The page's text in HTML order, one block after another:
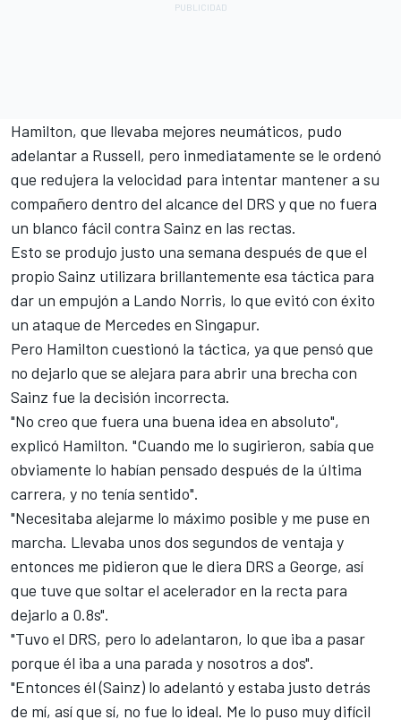
Hamilton, que llevaba mejores neumáticos, pudo
adelantar a Russell, pero inmediatamente se le ordenó
que redujera la velocidad para intentar mantener a su
compañero dentro del alcance del DRS y que no fuera
un blanco fácil contra Sainz en las rectas.
Esto se produjo justo una semana después de que el
propio Sainz utilizara brillantemente esa táctica para
dar un empujón a Lando Norris, lo que evitó con éxito
un ataque de Mercedes en Singapur.
Pero Hamilton cuestionó la táctica, ya que pensó que
no dejarlo que se alejara para abrir una brecha con
Sainz fue la decisión incorrecta.
"No creo que fuera una buena idea en absoluto",
explicó Hamilton. "Cuando me lo sugirieron, sabía que
obviamente lo habían pensado después de la última
carrera, y no tenía sentido".
"Necesitaba alejarme lo máximo posible y me puse en
marcha. Llevaba unos dos segundos de ventaja y
entonces me pidieron que le diera DRS a George, así
que tuve que soltar el acelerador en la recta para
dejarlo a 0.8s".
"Tuvo el DRS, pero lo adelantaron, lo que iba a pasar
porque él iba a una parada y nosotros a dos".
"Entonces él (Sainz) lo adelantó y estaba justo detrás
de mí, así que sí, no fue lo ideal. Me lo puso muy difícil